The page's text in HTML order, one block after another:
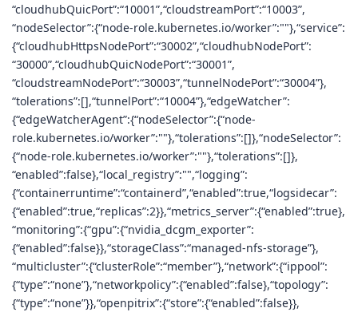
“cloudhubQuicPort”:“10001”,“cloudstreamPort”:“10003”,
“nodeSelector”:{“node-role.kubernetes.io/worker”:""},“service”:
{“cloudhubHttpsNodePort”:“30002”,“cloudhubNodePort”:
“30000”,“cloudhubQuicNodePort”:“30001”,
“cloudstreamNodePort”:“30003”,“tunnelNodePort”:“30004”},
“tolerations”:[],“tunnelPort”:“10004”},“edgeWatcher”:
{“edgeWatcherAgent”:{“nodeSelector”:{“node-
role.kubernetes.io/worker”:""},“tolerations”:[]},“nodeSelector”:
{“node-role.kubernetes.io/worker”:""},“tolerations”:[]},
“enabled”:false},“local_registry”:"",“logging”:
{“containerruntime”:“containerd”,“enabled”:true,“logsidecar”:
{“enabled”:true,“replicas”:2}},“metrics_server”:{“enabled”:true},
“monitoring”:{“gpu”:{“nvidia_dcgm_exporter”:
{“enabled”:false}},“storageClass”:“managed-nfs-storage”},
“multicluster”:{“clusterRole”:“member”},“network”:{“ippool”:
{“type”:“none”},“networkpolicy”:{“enabled”:false},“topology”:
{“type”:“none”}},“openpitrix”:{“store”:{“enabled”:false}},